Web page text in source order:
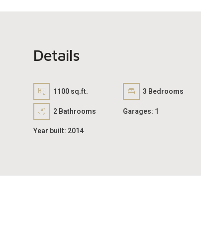
Details
1100 sq.ft. 3 Bedrooms
2 Bathrooms Garages: 1
Year built: 2014